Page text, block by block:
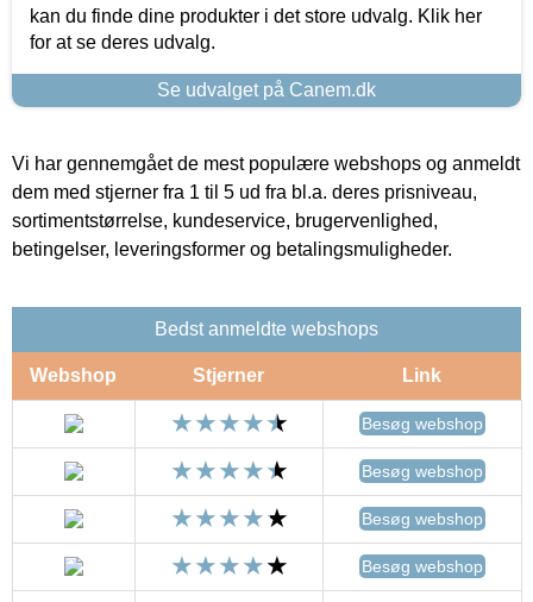
kan du finde dine produkter i det store udvalg. Klik her
for at se deres udvalg.
Se udvalget på Canem.dk
Vi har gennemgået de mest populære webshops og anmeldt
dem med stjerner fra 1 til 5 ud fra bl.a. deres prisniveau,
sortimentstørrelse, kundeservice, brugervenlighed,
betingelser, leveringsformer og betalingsmuligheder.
Bedst anmeldte webshops
Webshop Stjerner Link
Besøg webshop
Besøg webshop
Besøg webshop
Besøg webshop